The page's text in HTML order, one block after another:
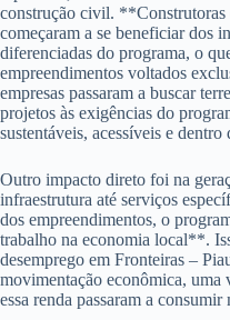
construção civil.
começaram a se beneficiar dos
diferenciadas do programa, o
empreendimentos voltados
empresas passaram a buscar
projetos às exigências do
sustentáveis, acessíveis e
Outro impacto direto foi na
infraestrutura até serviços
dos empreendimentos, o
trabalho na economia local**.
desemprego em Fronteiras –
movimentação econômica, uma
essa renda passaram a